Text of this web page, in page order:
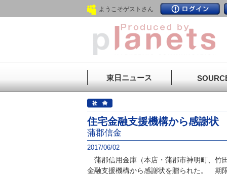
ようこそゲストさん
東日ニュース
住宅金融支援機構から感謝状
蒲郡信金
2017/06/02
蒲郡信用金庫（本店・蒲郡市神明町、竹
金融支援機構から感謝状を贈られた。 期